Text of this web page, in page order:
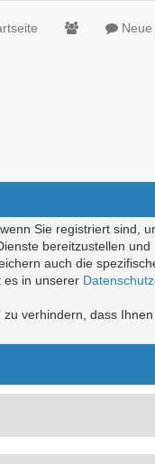
Sie registriert
bereitzustellen
auch die
es in unserer
verhindern, dass